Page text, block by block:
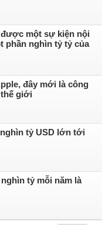
một sự kiện nội
phần nghìn tỷ tỷ của
đây mới là công
giới
tỷ USD lớn tới
tỷ mỗi năm là